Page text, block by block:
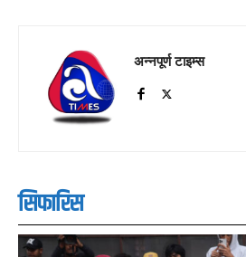
अन्नपूर्ण टाइम्स
सिफारिस